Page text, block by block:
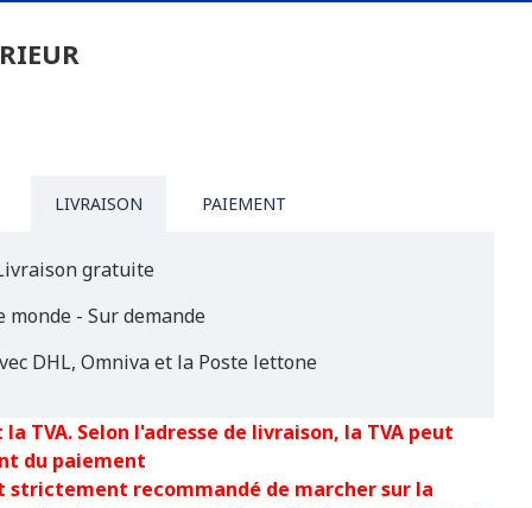
LIVRAISON PAIEMENT
gratuite
monde - Sur demande
DHL, Omniva et la Poste lettone
TVA. Selon l'adresse de livraison, la TVA peut
du paiement
recommandé de marcher sur la